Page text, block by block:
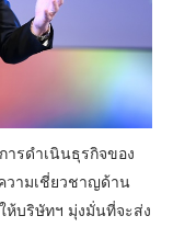
ารดำเนินธุรกิจของ
วามเชี่ยวชาญด้าน
ห้บริษัทฯ มุ่งมั่นที่จะส่ง